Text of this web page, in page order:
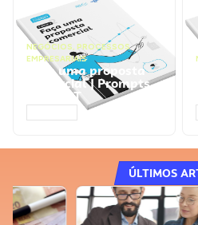
NEGÓCIOS, PROCESSOS
EMPRESARIAIS
Faça uma proposta
comercial | Prompts
ChatGPT
ÚLTIMOS